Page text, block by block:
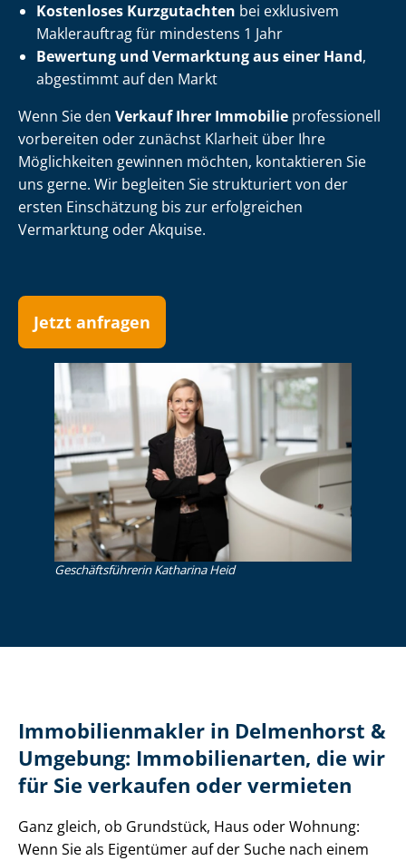
Kostenloses Kurzgutachten bei exklusivem
Maklerauftrag für mindestens 1 Jahr
Bewertung und Vermarktung aus einer Hand,
abgestimmt auf den Markt
Wenn Sie den Verkauf Ihrer Immobilie professionell
vorbereiten oder zunächst Klarheit über Ihre
Möglichkeiten gewinnen möchten, kontaktieren Sie
uns gerne. Wir begleiten Sie strukturiert von der
ersten Einschätzung bis zur erfolgreichen
Vermarktung oder Akquise.
Jetzt anfragen
Ge­schäfts­füh­re­rin Katharina Heid
Im­mo­bi­li­en­mak­ler in Delmenhorst &
Umgebung: Immobilienarten, die wir
für Sie verkaufen oder vermieten
Ganz gleich, ob Grundstück, Haus oder Wohnung:
Wenn Sie als Eigentümer auf der Suche nach einem